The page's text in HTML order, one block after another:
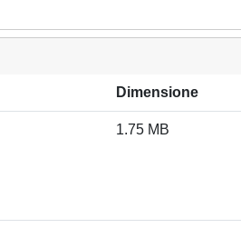
Dimensione
1.75 MB